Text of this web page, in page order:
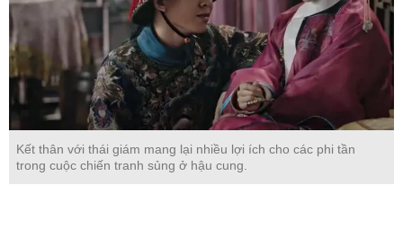
Kết thân với thái giám mang lại nhiều lợi ích cho các phi tần
trong cuộc chiến tranh sủng ở hậu cung.